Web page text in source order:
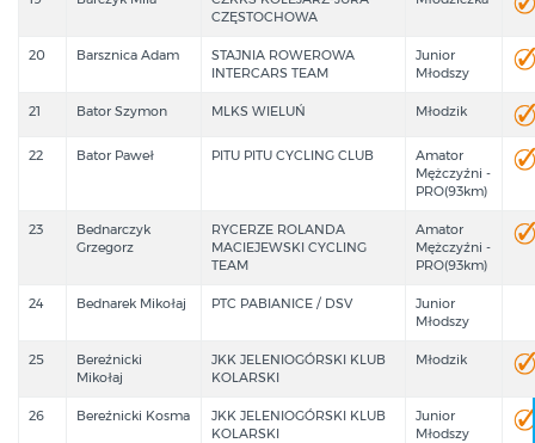
CZĘSTOCHOWA
20 Barsznica Adam
STAJNIA ROWEROWA
INTERCARS TEAM
Junior
Młodszy
21 Bator Szymon MLKS WIELUŃ Młodzik
22 Bator Paweł PITU PITU CYCLING CLUB
Amator
Mężczyźni -
PRO(93km)
23
Bednarczyk
Grzegorz
RYCERZE ROLANDA
MACIEJEWSKI CYCLING
TEAM
Amator
Mężczyźni -
PRO(93km)
24 Bednarek Mikołaj PTC PABIANICE / DSV
Junior
Młodszy
25
Bereźnicki
Mikołaj
JKK JELENIOGÓRSKI KLUB
KOLARSKI
Młodzik
26 Bereźnicki Kosma
JKK JELENIOGÓRSKI KLUB
KOLARSKI
Junior
Młodszy